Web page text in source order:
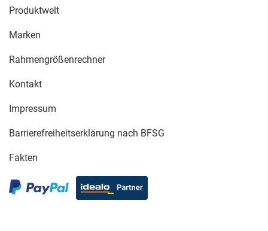
Produktwelt
Marken
Rahmengrößenrechner
Kontakt
Impressum
Barrierefreiheitserklärung nach BFSG
Fakten